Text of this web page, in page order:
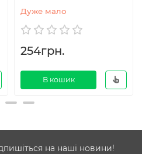
Дуже мало
254грн.
В кошик
на наші новини!